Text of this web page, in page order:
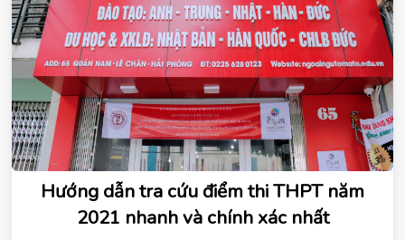
Hướng dẫn tra cứu điểm thi THPT năm
2021 nhanh và chính xác nhất